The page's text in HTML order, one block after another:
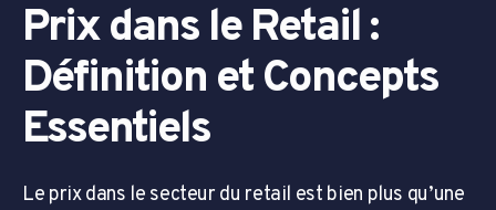
Prix dans le Retail :
Définition et Concepts
Essentiels
Le prix dans le secteur du retail est bien plus qu’une